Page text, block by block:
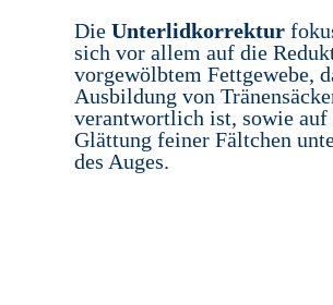
Die Unterlidkorrektur
sich vor allem auf die
vorgewölbtem Fettgewebe,
Ausbildung von
verantwortlich ist, sowie auf
Glättung feiner Fältchen
des Auges.